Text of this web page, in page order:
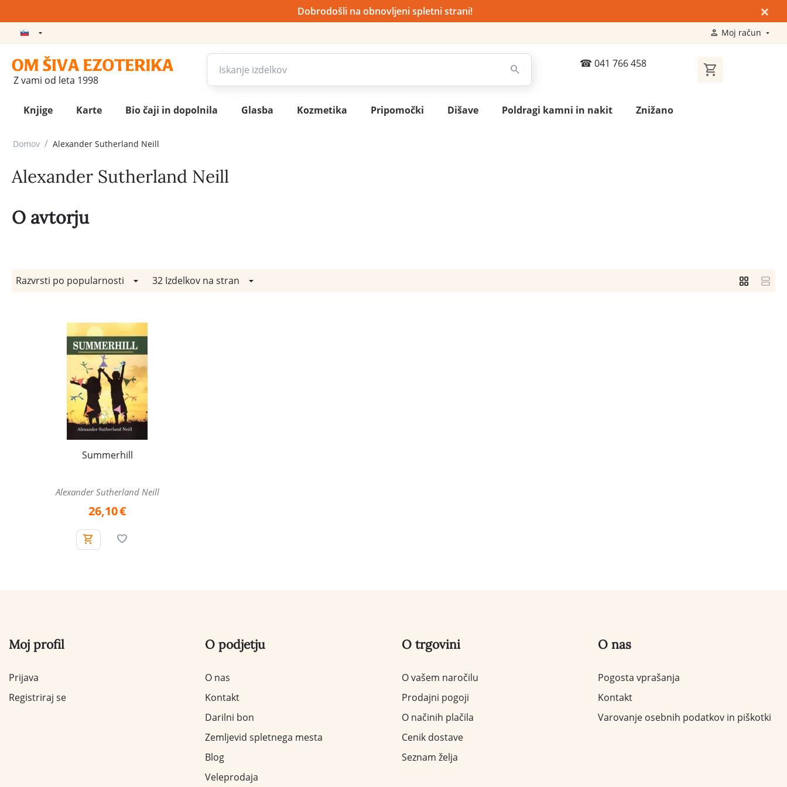
Dobrodošli na obnovljeni spletni strani! ×
Moj račun
Z vami od leta 1998
041 766 458
Knjige Karte Bio čaji in dopolnila Glasba Kozmetika Pripomočki Dišave Poldragi kamni in nakit Znižano
Domov / Alexander Sutherland Neill
Alexander Sutherland Neill
O avtorju
Razvrsti po popularnosti 32 Izdelkov na stran
Summerhill
Alexander Sutherland Neill
26,10€
Moj profil
Prijava
Registriraj se
O podjetju
O nas
Kontakt
Darilni bon
Zemljevid spletnega mesta
Blog
Veleprodaja
O trgovini
O vašem naročilu
Prodajni pogoji
O načinih plačila
Cenik dostave
Seznam želja
O nas
Pogosta vprašanja
Kontakt
Varovanje osebnih podatkov in piškotki